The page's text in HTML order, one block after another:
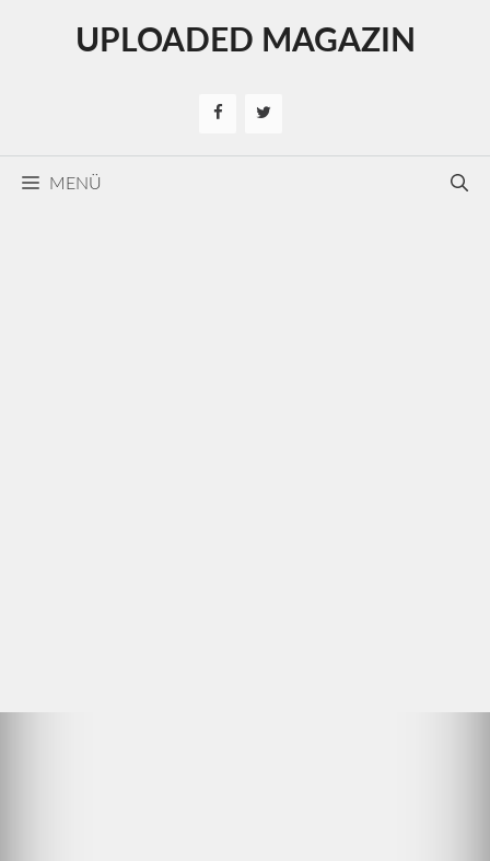
UPLOADED MAGAZIN
MENÜ